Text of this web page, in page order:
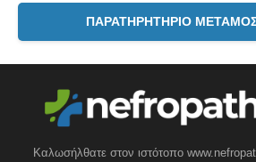
ΠΑΡΑΤΗΡΗΤΗΡΙΟ
Καλωσήλθατε στον ιστότοπο